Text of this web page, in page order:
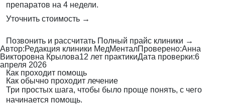
препаратов на 4 недели.
Уточнить стоимость →
Позвонить и рассчитать Полный прайс клиники →
Автор:Редакция клиники МедМенталПроверено:Анна
Викторовна Крылова12 лет практикиДата проверки:6
апреля 2026
Как проходит помощь
Как обычно проходит лечение
Три простых шага, чтобы было проще понять, с чего
начинается помощь.